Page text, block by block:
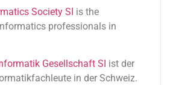
Society SI is the
professionals in
Gesellschaft SI ist der
in der Schweiz.